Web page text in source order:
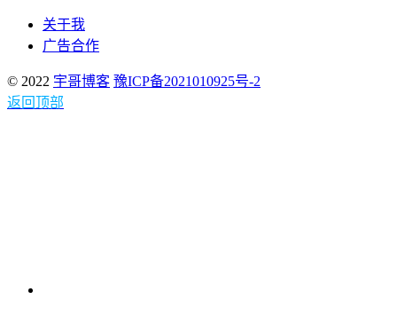
关于我
广告合作
© 2022 宇哥博客 豫ICP备2021010925号-2
返回顶部